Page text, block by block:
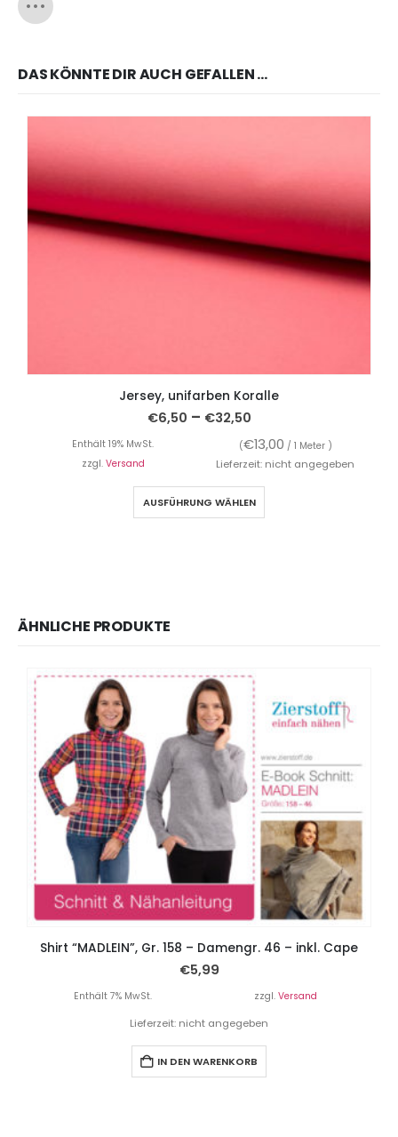
DAS KÖNNTE DIR AUCH GEFALLEN …
Jersey, unifarben Koralle
€6,50 – €32,50
Enthält 19% MwSt. (€13,00 / 1 Meter )
zzgl. Versand Lieferzeit: nicht angegeben
AUSFÜHRUNG WÄHLEN
ÄHNLICHE PRODUKTE
Shirt “MADLEIN”, Gr. 158 – Damengr. 46 – inkl. Cape
€5,99
Enthält 7% MwSt. zzgl. Versand
Lieferzeit: nicht angegeben
IN DEN WARENKORB